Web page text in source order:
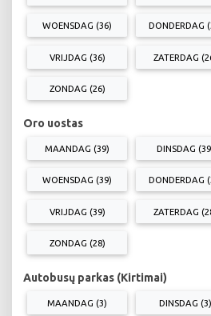
WOENSDAG (36) DONDERDAG
VRIJDAG (36) ZATERDAG
ZONDAG (26)
Oro uostas
MAANDAG (39) DINSDAG
WOENSDAG (39) DONDERDAG
VRIJDAG (39) ZATERDAG
ZONDAG (28)
Autobusų parkas (Kirtimai)
MAANDAG (3) DINSDAG (3)